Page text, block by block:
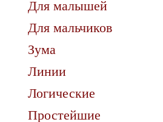
Для малышей
Для мальчиков
Зума
Линии
Логические
Простейшие